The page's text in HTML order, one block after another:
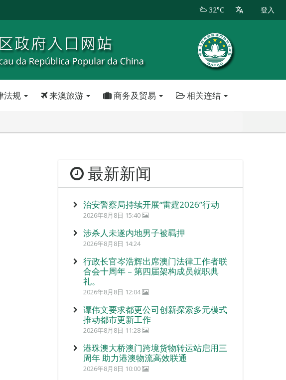
32°C 登入
法规 来澳旅游 商务及贸易 相关连结
最新新闻
治安警察局持续开展“雷霆2026”行动
2026年8月8日 15:40
涉杀人未遂内地男子被羁押
2026年8月8日 14:24
行政长官岑浩辉出席澳门法律工作者联
合会十周年 – 第四届架构成员就职典
礼。
2026年8月8日 12:04
谭伟文要求都更公司创新探索多元模式
推动都市更新工作
2026年8月8日 11:28
港珠澳大桥澳门跨境货物转运站启用三
周年 助力港澳物流高效联通
2026年8月8日 10:00